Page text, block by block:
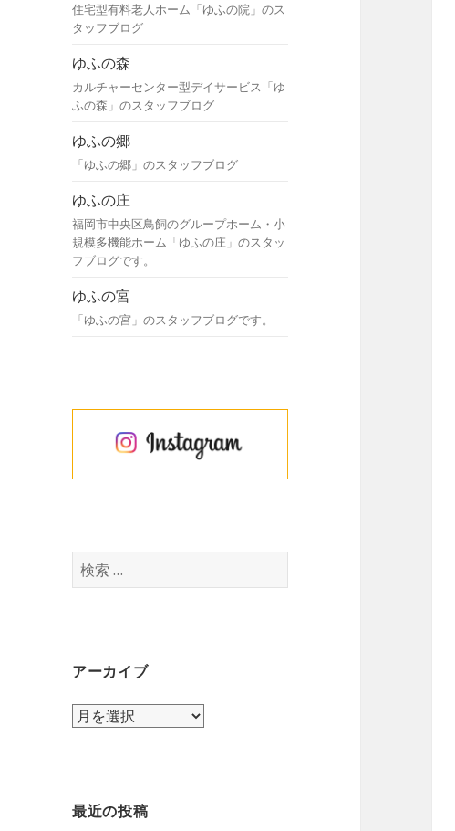
住宅型有料老人ホーム「ゆふの院」のス
タッフブログ
ゆふの森
カルチャーセンター型デイサービス「ゆ
ふの森」のスタッフブログ
ゆふの郷
「ゆふの郷」のスタッフブログ
ゆふの庄
福岡市中央区鳥飼のグループホーム・小
規模多機能ホーム「ゆふの庄」のスタッ
フブログです。
ゆふの宮
「ゆふの宮」のスタッフブログです。
検
索
アーカイブ
ア
ブ
最近の投稿